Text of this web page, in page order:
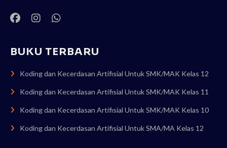
BUKU TERBARU
Koding dan Kecerdasan Artifisial Untuk SMK/MAK Kelas 12
Koding dan Kecerdasan Artifisial Untuk SMK/MAK Kelas 11
Koding dan Kecerdasan Artifisial Untuk SMK/MAK Kelas 10
Koding dan Kecerdasan Artifisial Untuk SMA/MA Kelas 12